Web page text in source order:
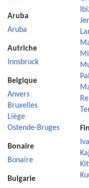
Aruba
Aruba
Autriche
Innsbruck
Belgique
Anvers
Bruxelles
Liège
Ostende-Bruges
Bonaire
Bonaire
Bulgarie